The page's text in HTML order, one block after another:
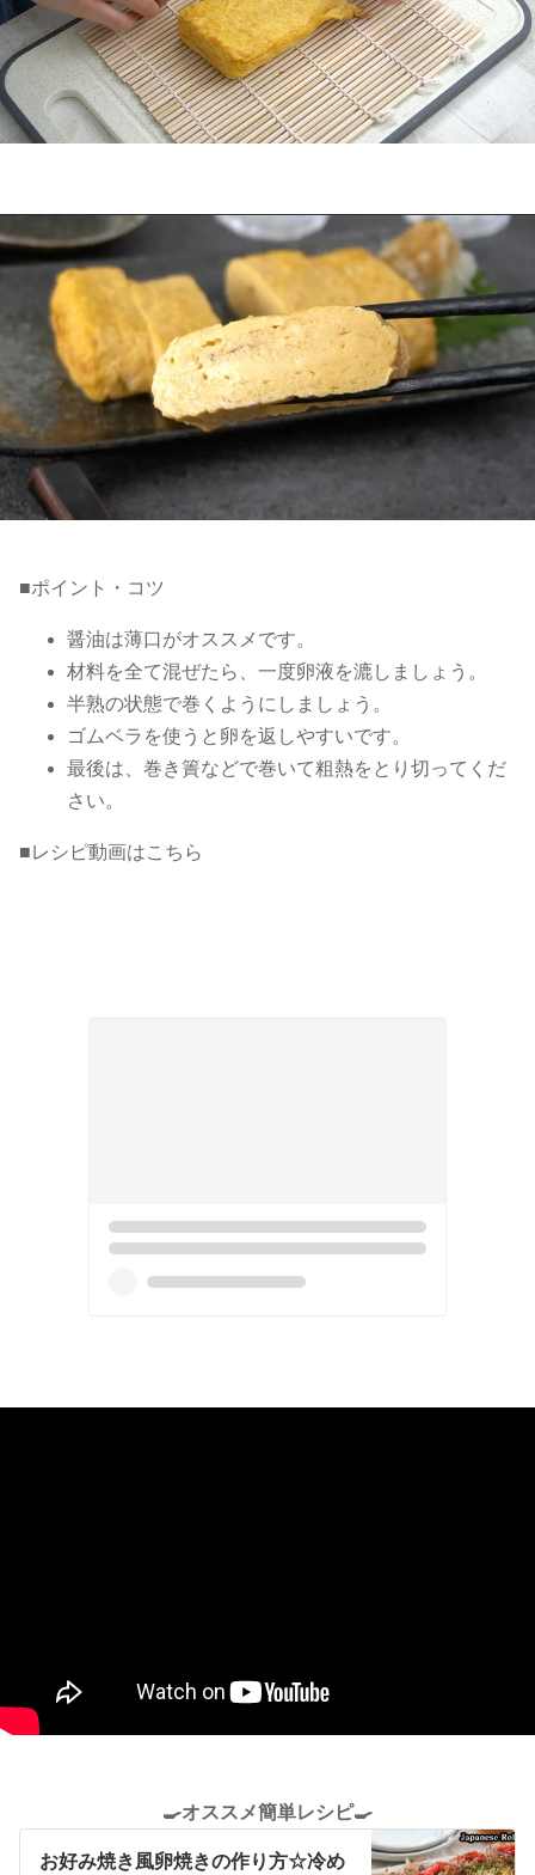
■ポイント・コツ
醤油は薄口がオススメです。
材料を全て混ぜたら、一度卵液を漉しましょう。
半熟の状態で巻くようにしましょう。
ゴムベラを使うと卵を返しやすいです。
最後は、巻き簀などで巻いて粗熱をとり切ってくだ
さい。
■レシピ動画はこちら
🍳オススメ簡単レシピ🍳
お好み焼き風卵焼きの作り方☆冷め